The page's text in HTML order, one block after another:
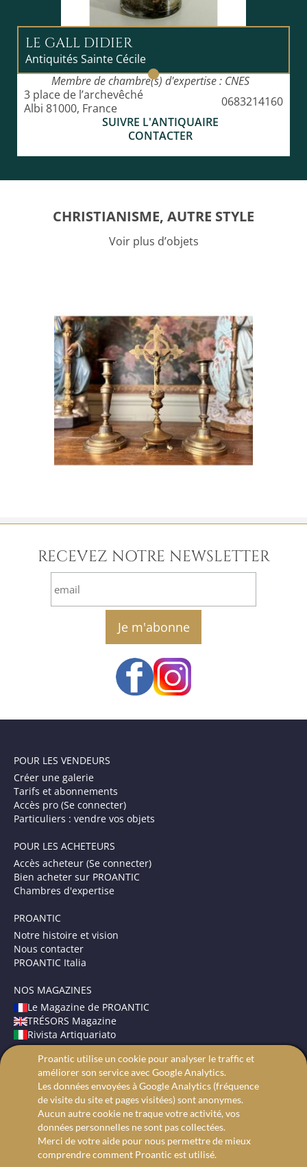
LE GALL DIDIER
Antiquités Sainte Cécile
Membre de chambre(s) d'expertise : CNES
3 place de l’archevêché
Albi 81000, France
0683214160
SUIVRE L'ANTIQUAIRE
CONTACTER
CHRISTIANISME, AUTRE STYLE
Voir plus d’objets
RECEVEZ NOTRE NEWSLETTER
email
POUR LES VENDEURS
Créer une galerie
Tarifs et abonnements
Accès pro (Se connecter)
Particuliers : vendre vos objets
POUR LES ACHETEURS
Accès acheteur (Se connecter)
Bien acheter sur PROANTIC
Chambres d'expertise
PROANTIC
Notre histoire et vision
Nous contacter
PROANTIC Italia
NOS MAGAZINES
Le Magazine de PROANTIC
TRÉSORS Magazine
Rivista Artiquariato
CONDITIONS GÉNÉRALES
Mentions légales
Protection des données
Recherche avancée
Proantic utilise un cookie pour analyser le traffic et
améliorer son service avec Google Analytics.
Les données envoyées à Google Analytics (fréquence
de visite du site et pages visitées) sont anonymes.
Aucun autre cookie ne traque votre activité, vos
données personnelles ne sont pas collectées.
Merci de votre aide pour nous permettre de mieux
comprendre comment Proantic est utilisé.